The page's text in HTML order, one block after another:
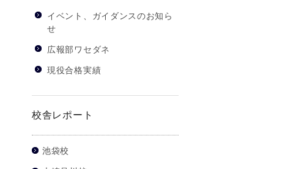
イベント、ガイダンスのお知ら
せ
広報部ワセダネ
現役合格実績
校舎レポート
池袋校